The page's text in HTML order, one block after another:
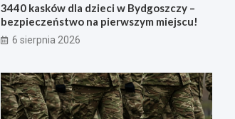
3440 kasków dla dzieci w Bydgoszczy –
bezpieczeństwo na pierwszym miejscu!
6 sierpnia 2026